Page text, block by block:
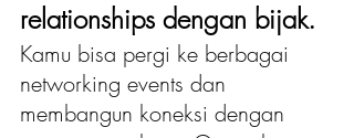
relationships dengan bijak.
Kamu bisa pergi ke berbagai
networking events dan
membangun koneksi dengan